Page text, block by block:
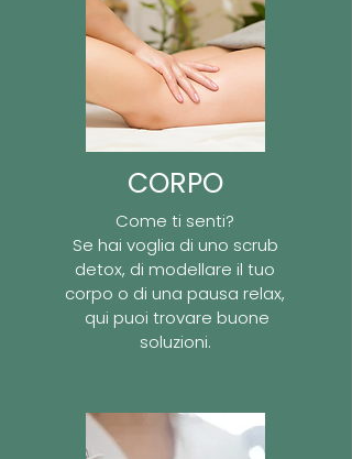
CORPO
Come ti senti?
Se hai voglia di uno scrub
detox, di modellare il tuo
corpo o di una pausa relax,
qui puoi trovare buone
soluzioni.